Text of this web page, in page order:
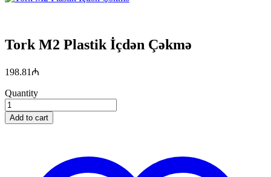
Tork M2 Plastik İçdən Çəkmə
198.81 ₼
Quantity
Add to cart